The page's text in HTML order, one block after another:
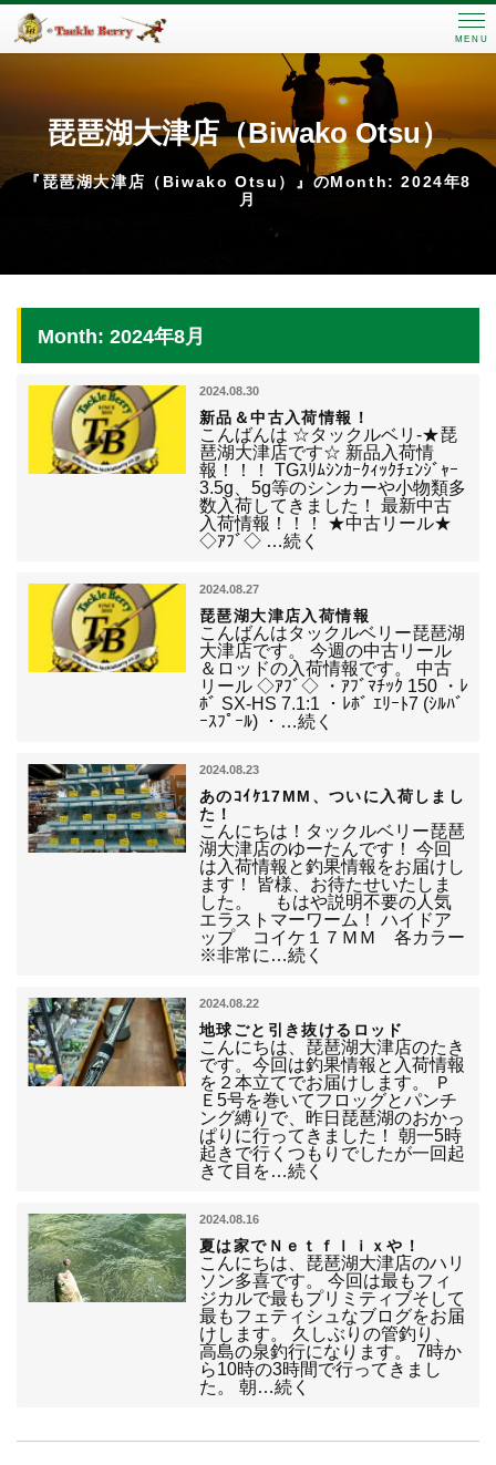
MENU
琵琶湖大津店（Biwako Otsu）
『琵琶湖大津店（Biwako Otsu）』のMonth: 2024年8
月
Month: 2024年8月
2024.08.30
新品＆中古入荷情報！
こんばんは ☆タックルベリ-★琵
琶湖大津店です☆ 新品入荷情
報！！！ TGｽﾘﾑｼﾝｶｰｸｨｯｸﾁｪﾝｼﾞｬｰ
3.5g、5g等のシンカーや小物類多
数入荷してきました！ 最新中古
入荷情報！！！ ★中古リール★
◇ｱﾌﾞ◇ …続く
2024.08.27
琵琶湖大津店入荷情報
こんばんはタックルベリー琵琶湖
大津店です。 今週の中古リール
＆ロッドの入荷情報です。 中古
リール ◇ｱﾌﾞ◇ ・ｱﾌﾞﾏﾁｯｸ 150 ・ﾚ
ﾎﾞ SX-HS 7.1:1 ・ﾚﾎﾞ ｴﾘｰﾄ7 (ｼﾙﾊﾞ
ｰｽﾌﾟｰﾙ) ・…続く
2024.08.23
あのｺｲｹ17MM、ついに入荷しまし
た！
こんにちは！タックルベリー琵琶
湖大津店のゆーたんです！ 今回
は入荷情報と釣果情報をお届けし
ます！ 皆様、お待たせいたしま
した。 もはや説明不要の人気
エラストマーワーム！ ハイドア
ップ コイケ１７ＭＭ 各カラー
※非常に…続く
2024.08.22
地球ごと引き抜けるロッド
こんにちは、琵琶湖大津店のたき
です。今回は釣果情報と入荷情報
を２本立てでお届けします。 Ｐ
Ｅ5号を巻いてフロッグとパンチ
ング縛りで、昨日琵琶湖のおかっ
ぱりに行ってきました！ 朝一5時
起きで行くつもりでしたが一回起
きて目を…続く
2024.08.16
夏は家でＮｅｔｆｌｉｘや！
こんにちは、琵琶湖大津店のハリ
ソン多喜です。 今回は最もフィ
ジカルで最もプリミティブそして
最もフェティシュなブログをお届
けします。 久しぶりの管釣り、
高島の泉釣行になります。 7時か
ら10時の3時間で行ってきまし
た。 朝…続く